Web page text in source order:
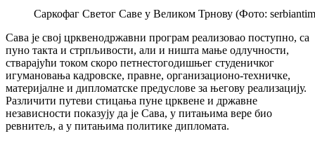
Саркофаг Светог Саве у Великом Трнову (Фото:
Сава је свој црквенодржавни програм реализовао поступно, са
пуно такта и стрпљивости, али и ништа мање одлучности,
стварајући током скоро петнестогодишњег студеничког
игумановања кадровске, правне, организационо-техничке,
материјалне и дипломатске предуслове за његову реализацију.
Различити путеви стицања пуне црквене и државне
независности показују да је Сава, у питањима вере био
ревнитељ, а у питањима политике дипломата.